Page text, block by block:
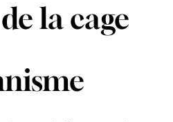
la cage